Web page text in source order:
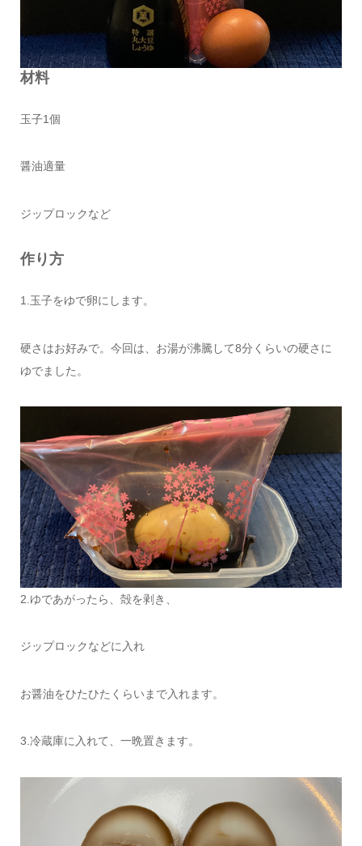
材料
玉子1個
醤油適量
ジップロックなど
作り方
1.玉子をゆで卵にします。
硬さはお好みで。今回は、お湯が沸騰して8分くらいの硬さに
ゆでました。
2.ゆであがったら、殻を剥き、
ジップロックなどに入れ
お醤油をひたひたくらいまで入れます。
3.冷蔵庫に入れて、一晩置きます。